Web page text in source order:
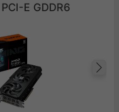
E GDDR6